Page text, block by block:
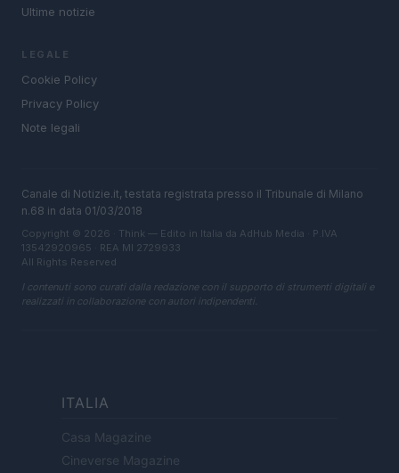
Ultime notizie
LEGALE
Cookie Policy
Privacy Policy
Note legali
Canale di Notizie.it, testata registrata presso il Tribunale di Milano
n.68 in data 01/03/2018
Copyright © 2026 · Think — Edito in Italia da AdHub Media · P.IVA
13542920965 · REA MI 2729933
All Rights Reserved
I contenuti sono curati dalla redazione con il supporto di strumenti digitali e
realizzati in collaborazione con autori indipendenti.
ITALIA
Casa Magazine
Cineverse Magazine